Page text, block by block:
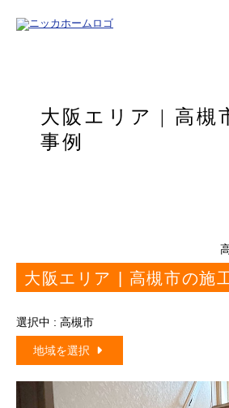
大阪エリア | 高槻
事例
大阪エリア | 高槻市の施
選択中 : 高槻市
地域を選択